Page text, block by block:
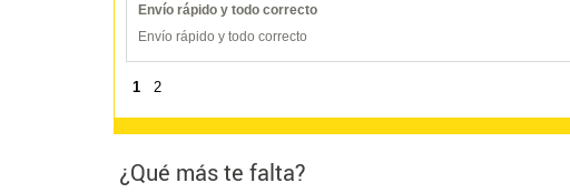
Envío rápido y todo correcto
Envío rápido y todo correcto
1 2
¿Qué más te falta?